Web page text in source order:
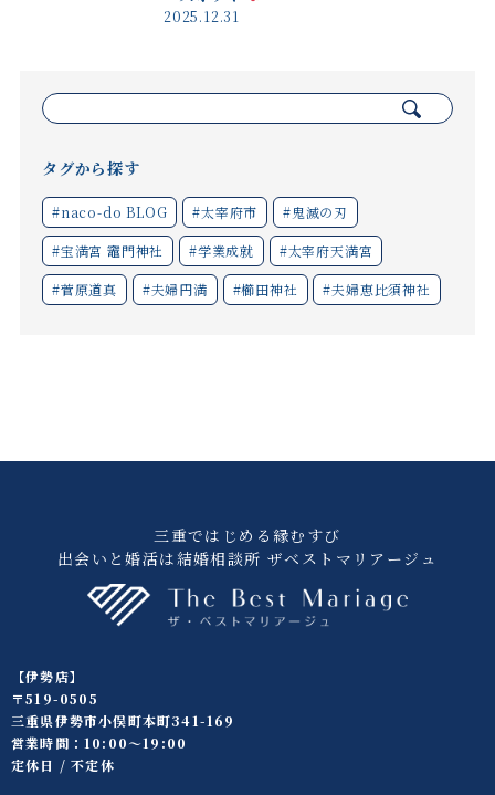
2025.12.31
索:
タグから探す
#naco-do BLOG #太宰府市 #鬼滅の刃
#宝満宮 竈門神社 #学業成就 #太宰府天満宮
#菅原道真 #夫婦円満 #櫛田神社 #夫婦恵比須神社
三重ではじめる縁むすび
出会いと婚活は結婚相談所 ザベストマリアージュ
【伊勢店】
〒519-0505
三重県伊勢市小俣町本町341-169
営業時間：10:00〜19:00
定休日 / 不定休